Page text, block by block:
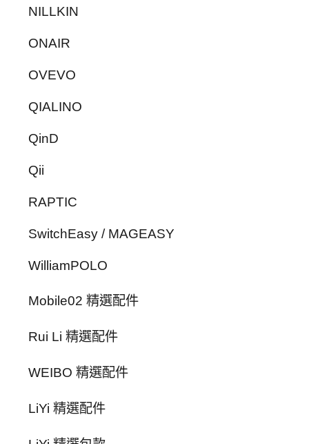
NILLKIN
ONAIR
OVEVO
QIALINO
QinD
Qii
RAPTIC
SwitchEasy / MAGEASY
WilliamPOLO
Mobile02 精選配件
Rui Li 精選配件
WEIBO 精選配件
LiYi 精選配件